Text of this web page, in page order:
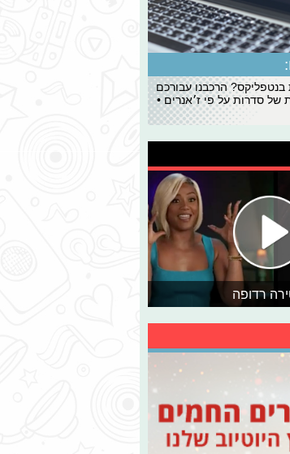
הרכבנו עבורכם
סדרות על פי ז׳אנרים •
רדופה